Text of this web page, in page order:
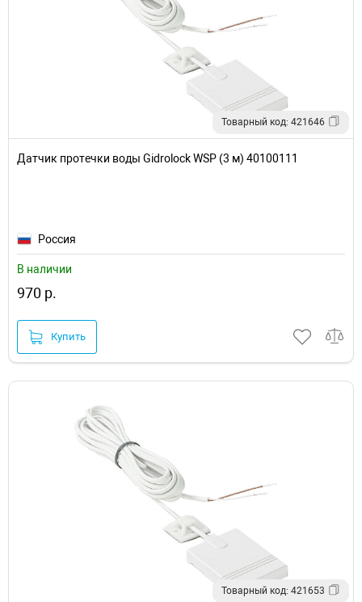
Товарный код: 421646
Датчик протечки воды Gidrolock WSP (3 м) 40100111
Россия
В наличии
970 р.
Купить
Товарный код: 421653